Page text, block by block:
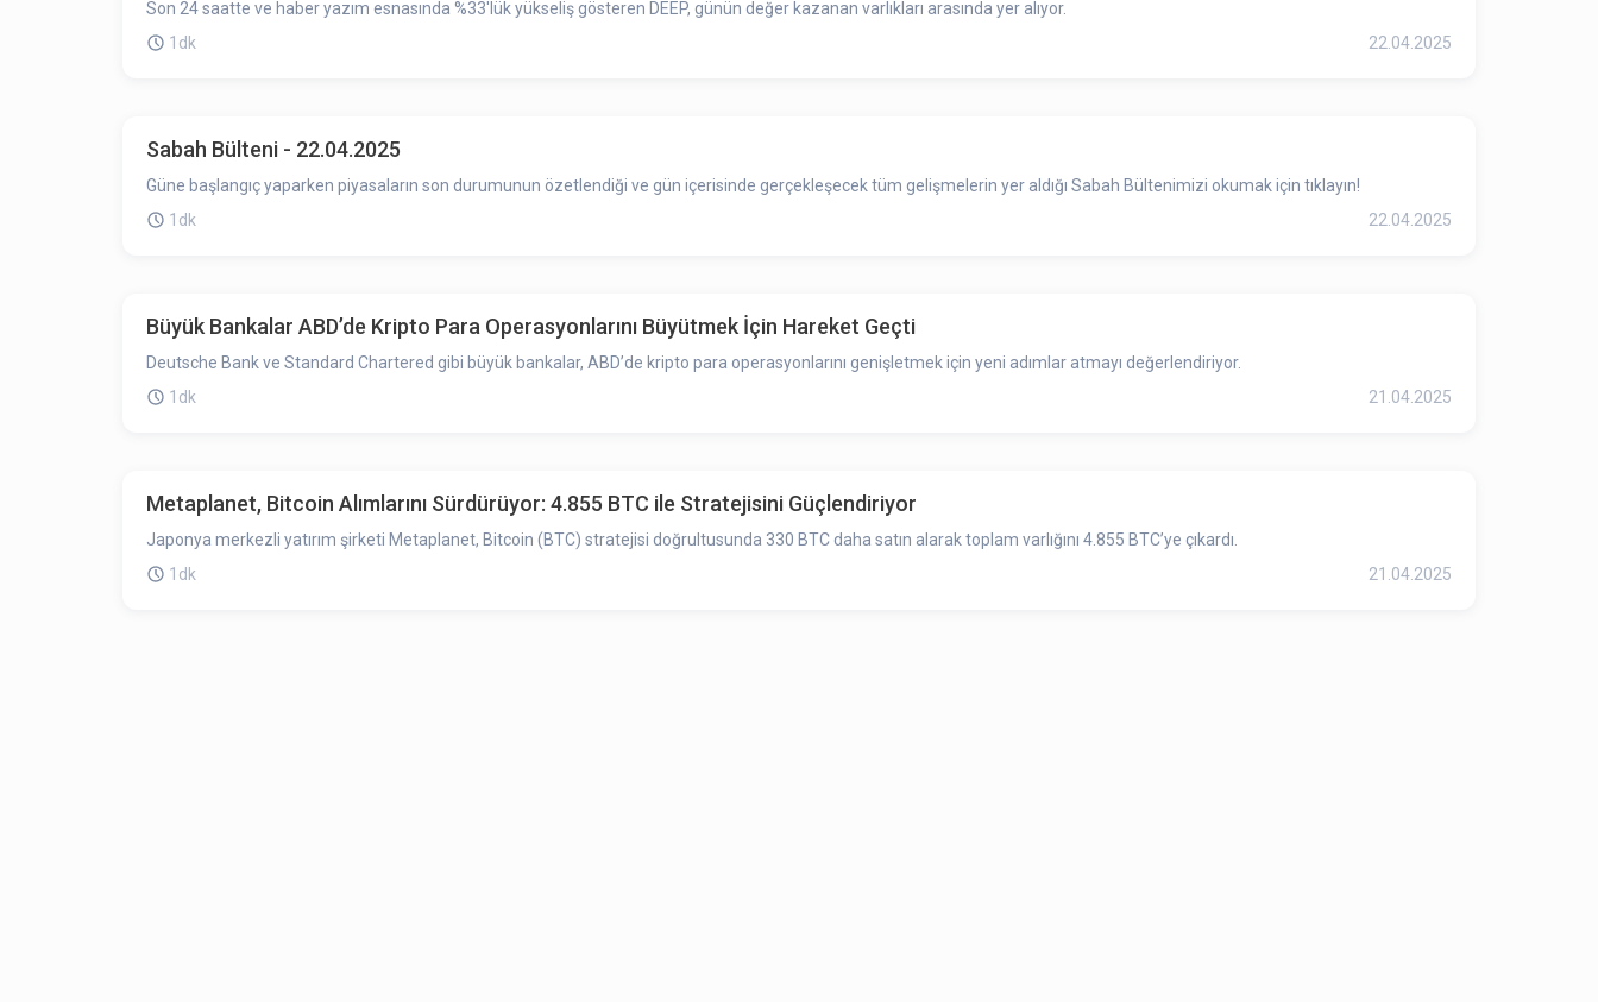
Son 24 saatte ve haber yazım esnasında %33'lük yükseliş gösteren DEEP, günün değer kazanan varlıkları arasında yer alıyor.
1dk
22.04.2025
Sabah Bülteni - 22.04.2025
Güne başlangıç yaparken piyasaların son durumunun özetlendiği ve gün içerisinde gerçekleşecek tüm gelişmelerin yer aldığı Sabah Bültenimizi okumak için tıklayın!
1dk
22.04.2025
Büyük Bankalar ABD’de Kripto Para Operasyonlarını Büyütmek İçin Hareket Geçti
Deutsche Bank ve Standard Chartered gibi büyük bankalar, ABD’de kripto para operasyonlarını genişletmek için yeni adımlar atmayı değerlendiriyor.
1dk
21.04.2025
Metaplanet, Bitcoin Alımlarını Sürdürüyor: 4.855 BTC ile Stratejisini Güçlendiriyor
Japonya merkezli yatırım şirketi Metaplanet, Bitcoin (BTC) stratejisi doğrultusunda 330 BTC daha satın alarak toplam varlığını 4.855 BTC’ye çıkardı.
1dk
21.04.2025